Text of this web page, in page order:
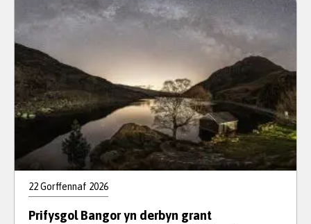
22 Gorffennaf 2026
Prifysgol Bangor yn derbyn grant